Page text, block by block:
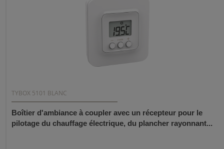
TYBOX 5101 BLANC
Boîtier d'ambiance à coupler avec un récepteur pour le
pilotage du chauffage électrique, du plancher rayonnant...